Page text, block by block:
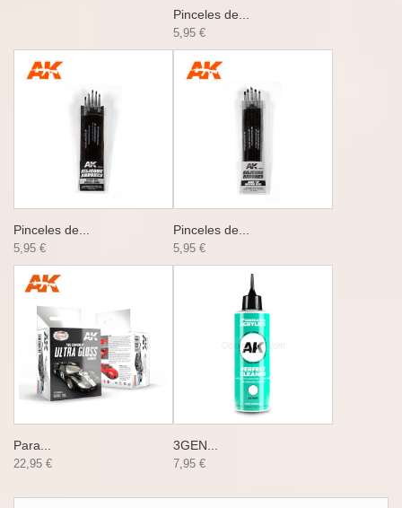
Pinceles de...
5,95 €
Pinceles de...
5,95 €
Pinceles de...
5,95 €
Para...
22,95 €
3GEN...
7,95 €